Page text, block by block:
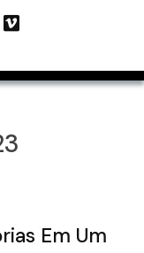
Em Um